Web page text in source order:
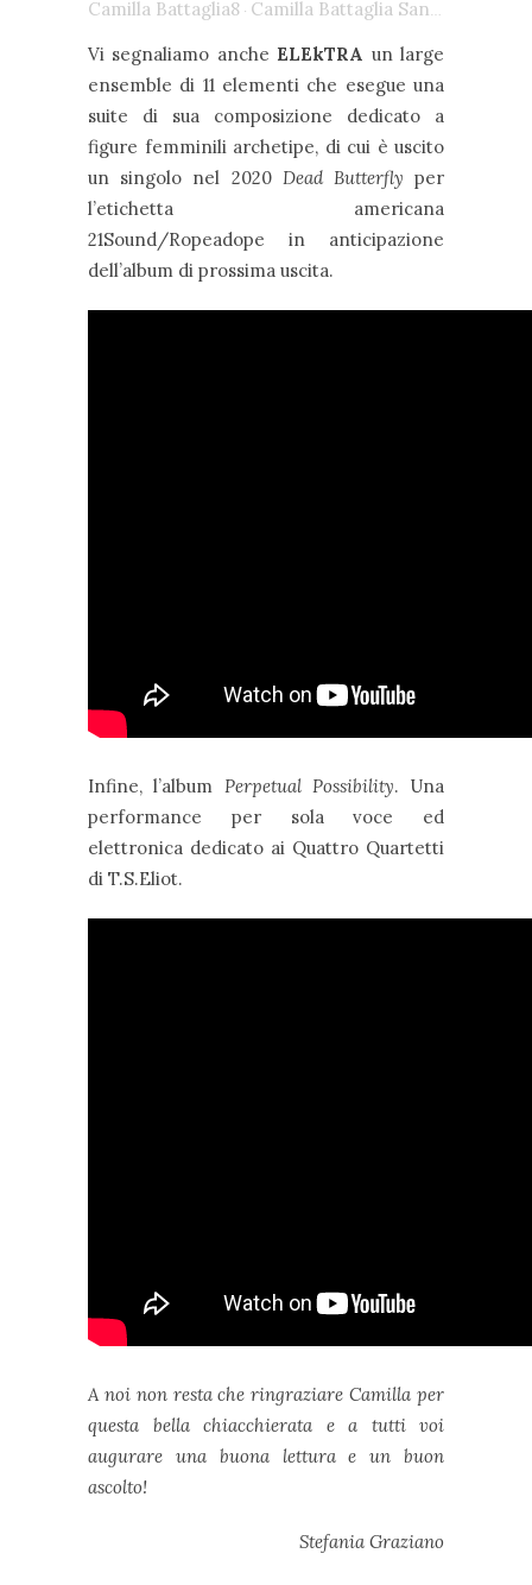
Camilla Battaglia8 · Camilla Battaglia Sanguigna Ensemble – At Dusk
Vi segnaliamo anche ELEkTRA un large
ensemble di 11 elementi che esegue una
suite di sua composizione dedicato a
figure femminili archetipe, di cui è uscito
un singolo nel 2020 Dead Butterfly per
l’etichetta americana
21Sound/Ropeadope in anticipazione
dell’album di prossima uscita.
Infine, l’album Perpetual Possibility. Una
performance per sola voce ed
elettronica dedicato ai Quattro Quartetti
di T.S.Eliot.
A noi non resta che ringraziare Camilla per
questa bella chiacchierata e a tutti voi
augurare una buona lettura e un buon
ascolto!
Stefania Graziano